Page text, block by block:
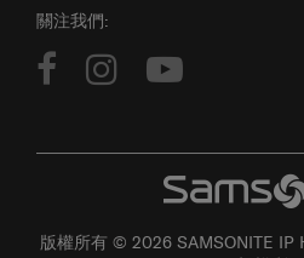
關注我們:
版權所有 © 2026 SAMSONITE IP